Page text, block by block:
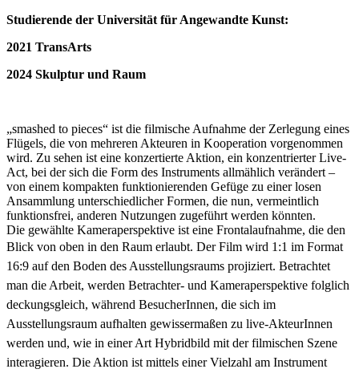
Studierende der Universität für Angewandte Kunst:
2021 TransArts
2024 Skulptur und Raum
„smashed to pieces“ ist die filmische Aufnahme der Zerlegung eines
Flügels, die von mehreren Akteuren in Kooperation vorgenommen
wird. Zu sehen ist eine konzertierte Aktion, ein konzentrierter Live-
Act, bei der sich die Form des Instruments allmählich verändert –
von einem kompakten funktionierenden Gefüge zu einer losen
Ansammlung unterschiedlicher Formen, die nun, vermeintlich
funktionsfrei, anderen Nutzungen zugeführt werden könnten.
Die gewählte Kameraperspektive ist eine Frontalaufnahme, die den
Blick von oben in den Raum erlaubt. Der Film wird 1:1 im Format
16:9 auf den Boden des Ausstellungsraums projiziert. Betrachtet
man die Arbeit, werden Betrachter- und Kameraperspektive folglich
deckungsgleich, während BesucherInnen, die sich im
Ausstellungsraum aufhalten gewissermaßen zu live-AkteurInnen
werden und, wie in einer Art Hybridbild mit der filmischen Szene
interagieren. Die Aktion ist mittels einer Vielzahl am Instrument